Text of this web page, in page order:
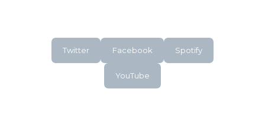
Twitter Facebook Spotify
YouTube